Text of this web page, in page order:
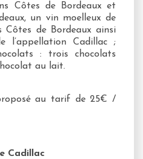
Côtes de Bordeaux et
un vin moelleux de
Côtes de Bordeaux ainsi
l’appellation Cadillac ;
: trois chocolats
au lait.
au tarif de 25€ /
Cadillac